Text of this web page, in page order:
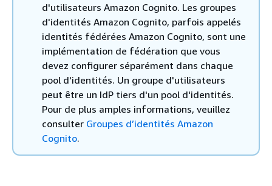
d'utilisateurs Amazon Cognito. Les groupes
d'identités Amazon Cognito, parfois appelés
identités fédérées Amazon Cognito, sont une
implémentation de fédération que vous
devez configurer séparément dans chaque
pool d'identités. Un groupe d'utilisateurs
peut être un IdP tiers d'un pool d'identités.
Pour de plus amples informations, veuillez
consulter Groupes d’identités Amazon
Cognito.